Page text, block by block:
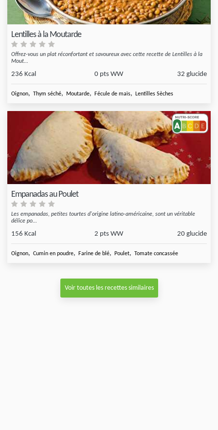
Lentilles à la Moutarde
Offrez-vous un plat réconfortant et savoureux avec cette recette de Lentilles à la
Mout...
236 Kcal 0 pts WW 32 glucide
Oignon, Thym séché, Moutarde, Fécule de maïs, Lentilles Sèches
Empanadas au Poulet
Les empanadas, petites tourtes d'origine latino-américaine, sont un véritable
délice po...
156 Kcal 2 pts WW 20 glucide
Oignon, Cumin en poudre, Farine de blé, Poulet, Tomate concassée
Voir toutes les recettes similaires